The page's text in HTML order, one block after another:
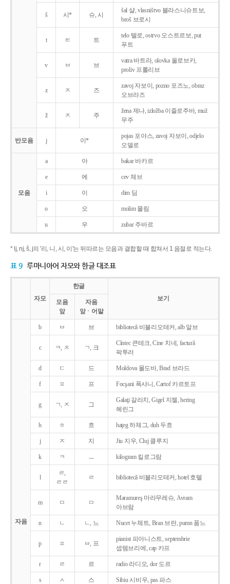
š 시* 슈, 시
šal 샬, vlasništvo 블라스니슈트보,
broš 브로시
t ㅌ 트
telo 텔로, ostrvo 오스트르보, put
푸트
v ㅂ 브
vatra 바트라, olovka 올로브카,
proliv 프롤리브
z ㅈ 즈
zavoj 자보이, pozno 포즈노, obraz
오브라즈
ž ㅈ 주
žena 제나, izložba 이즐로주바, muž
무주
반모음 j 이*
pojas 포야스, zavoj 자보이, odjelo
오델로
모음
a 아 bakar 바카르
e 에 cev 체브
i 이 dim 딤
o 오 molim 몰림
u 우 zubar 주바르
* lj, nj, š, j의 '리, 니, 시, 이'는 뒤따르는 모음과 결합할 때 합쳐서 1 음절로 적는다.
표 9 루마니아어 자모와 한글 대조표
자모
한글
보기
모음
앞
자음
앞ㆍ어말
자음
b ㅂ 브 bibliotecǎ 비블리오테커, alb 알브
c ㅋ, ㅊ ㄱ, 크
Cîntec 큰테크, Cine 치네, facturǎ
팍투러
d ㄷ 드 Moldova 몰도바, Brad 브라드
f ㅍ 프 Focşani 폭샤니, Cartof 카르토프
g ㄱ, ㅈ 그
Galaţi 갈라치, Gigel 지젤, hering
헤린그
h ㅎ 흐 haţeg 하체그, duh 두흐
j ㅈ 지 Jiu 지우, Cluj 클루지
k ㅋ ㅡ kilogram 킬로그람
l
ㄹ,
ㄹㄹ
ㄹ bibliotecǎ 비블리오테커, hotel 호텔
m ㅁ ㅁ
Maramureş 마라무레슈, Avram
아브람
n ㄴ ㄴ, 느 Nucet 누체트, Bran 브란, pumn 품느
p ㅍ ㅂ, 프
pianist 피아니스트, septembrie
셉템브리에, cap 카프
r ㄹ 르 radio 라디오, dor 도르
s ㅅ 스 Sibiu 시비우, pas 파스